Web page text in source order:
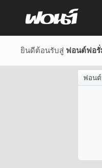
ยินดีต้อนรับสู่ ฟอนต์ฟอ
ฟอน